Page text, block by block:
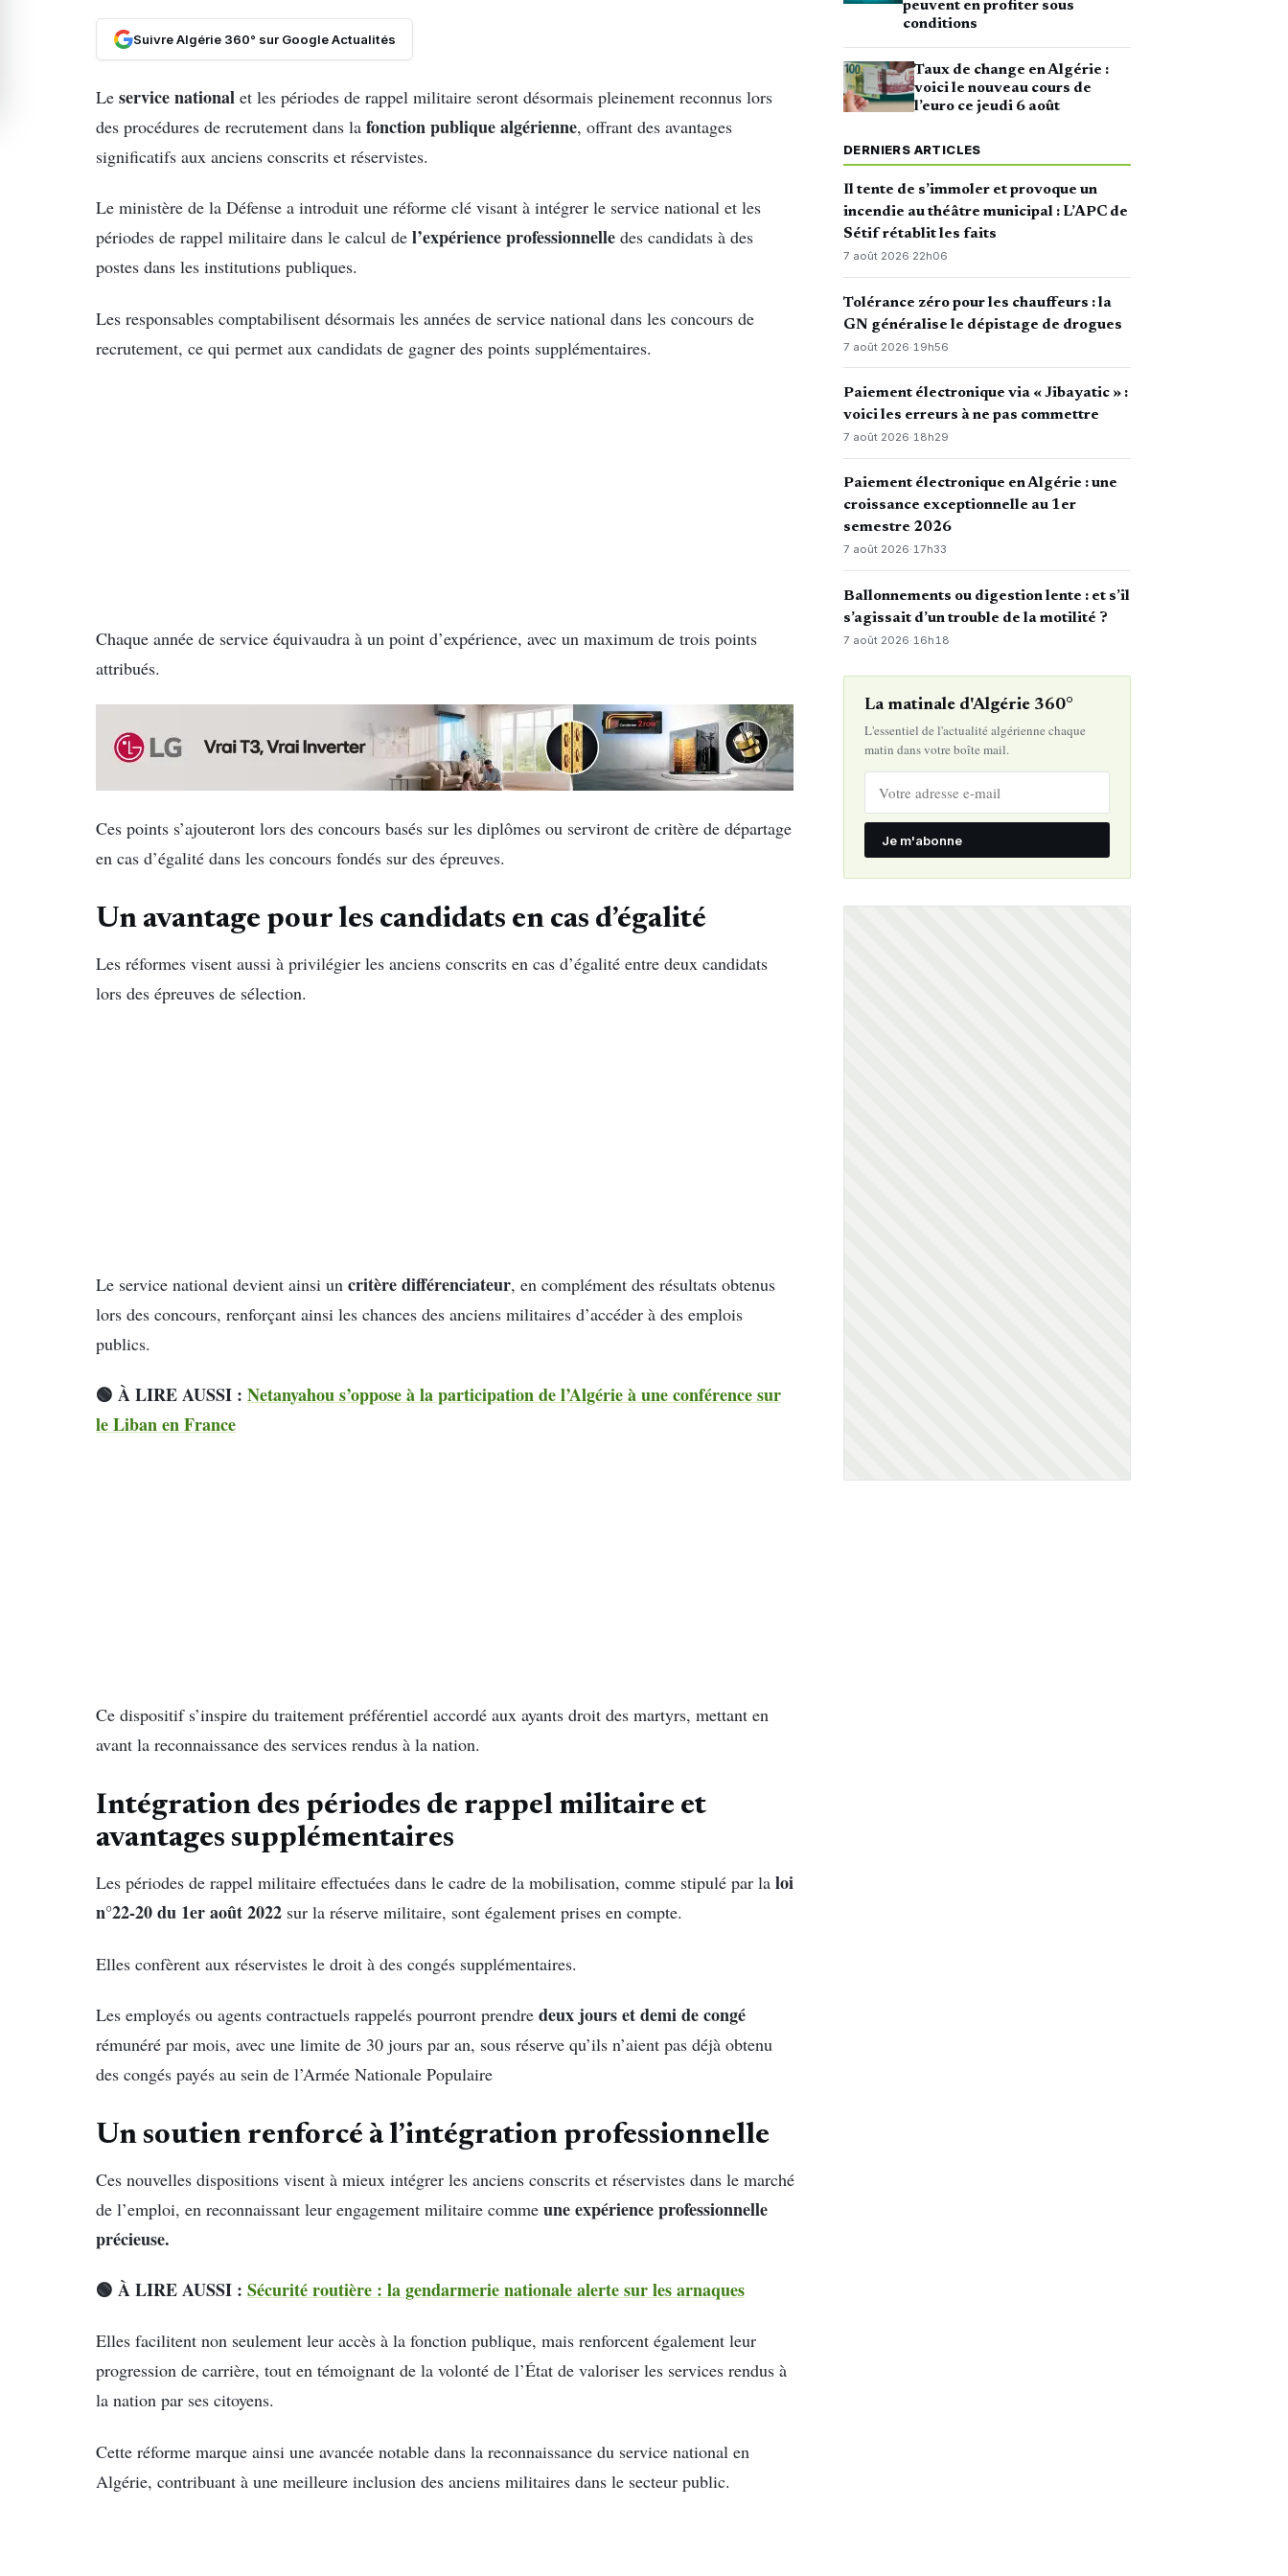
Suivre Algérie 360° sur Google Actualités
Le service national et les périodes de rappel militaire seront désormais pleinement reconnus lors
des procédures de recrutement dans la fonction publique algérienne, offrant des avantages
significatifs aux anciens conscrits et réservistes.
Le ministère de la Défense a introduit une réforme clé visant à intégrer le service national et les
périodes de rappel militaire dans le calcul de l’expérience professionnelle des candidats à des
postes dans les institutions publiques.
Les responsables comptabilisent désormais les années de service national dans les concours de
recrutement, ce qui permet aux candidats de gagner des points supplémentaires.
Chaque année de service équivaudra à un point d’expérience, avec un maximum de trois points
attribués.
Ces points s’ajouteront lors des concours basés sur les diplômes ou serviront de critère de départage
en cas d’égalité dans les concours fondés sur des épreuves.
Un avantage pour les candidats en cas d’égalité
Les réformes visent aussi à privilégier les anciens conscrits en cas d’égalité entre deux candidats
lors des épreuves de sélection.
Le service national devient ainsi un critère différenciateur, en complément des résultats obtenus
lors des concours, renforçant ainsi les chances des anciens militaires d’accéder à des emplois
publics.
🟢 À LIRE AUSSI : Netanyahou s’oppose à la participation de l’Algérie à une conférence sur
le Liban en France
Ce dispositif s’inspire du traitement préférentiel accordé aux ayants droit des martyrs, mettant en
avant la reconnaissance des services rendus à la nation.
Intégration des périodes de rappel militaire et
avantages supplémentaires
Les périodes de rappel militaire effectuées dans le cadre de la mobilisation, comme stipulé par la loi
n°22-20 du 1er août 2022 sur la réserve militaire, sont également prises en compte.
Elles confèrent aux réservistes le droit à des congés supplémentaires.
Les employés ou agents contractuels rappelés pourront prendre deux jours et demi de congé
rémunéré par mois, avec une limite de 30 jours par an, sous réserve qu’ils n’aient pas déjà obtenu
des congés payés au sein de l’Armée Nationale Populaire
Un soutien renforcé à l’intégration professionnelle
Ces nouvelles dispositions visent à mieux intégrer les anciens conscrits et réservistes dans le marché
de l’emploi, en reconnaissant leur engagement militaire comme une expérience professionnelle
précieuse.
🟢 À LIRE AUSSI : Sécurité routière : la gendarmerie nationale alerte sur les arnaques
Elles facilitent non seulement leur accès à la fonction publique, mais renforcent également leur
progression de carrière, tout en témoignant de la volonté de l’État de valoriser les services rendus à
la nation par ses citoyens.
Cette réforme marque ainsi une avancée notable dans la reconnaissance du service national en
Algérie, contribuant à une meilleure inclusion des anciens militaires dans le secteur public.
peuvent en profiter sous
conditions
Taux de change en Algérie :
voici le nouveau cours de
l’euro ce jeudi 6 août
DERNIERS ARTICLES
Il tente de s’immoler et provoque un
incendie au théâtre municipal : L’APC de
Sétif rétablit les faits
7 août 2026·22h06
Tolérance zéro pour les chauffeurs : la
GN généralise le dépistage de drogues
7 août 2026· 19h56
Paiement électronique via « Jibayatic » :
voici les erreurs à ne pas commettre
7 août 2026·18h29
Paiement électronique en Algérie : une
croissance exceptionnelle au 1er
semestre 2026
7 août 2026·17h33
Ballonnements ou digestion lente : et s’il
s’agissait d’un trouble de la motilité ?
7 août 2026· 16h18
La matinale d'Algérie 360°
L'essentiel de l'actualité algérienne chaque
matin dans votre boîte mail.
Je m'abonne